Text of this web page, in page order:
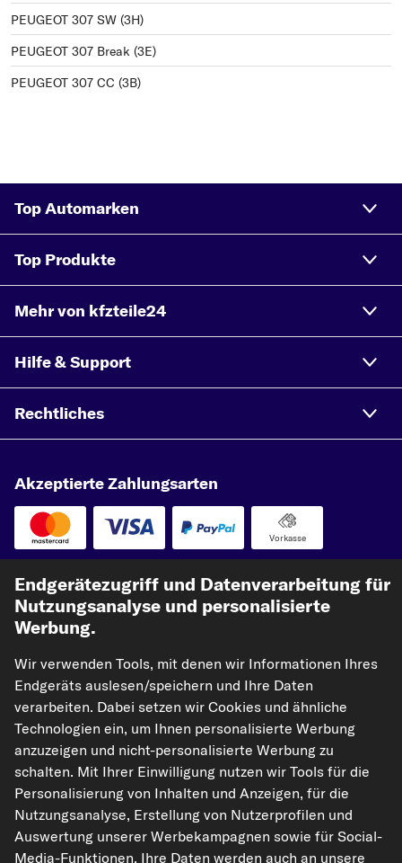
PEUGEOT 307 SW (3H)
PEUGEOT 307 Break (3E)
PEUGEOT 307 CC (3B)
Top Automarken
Top Produkte
Mehr von kfzteile24
Hilfe & Support
Rechtliches
Akzeptierte Zahlungsarten
Vorkasse
Unsere Versandpartner
kfzteile24.de carpardoo.nl
carpardoo.fr
carpardoo.dk
Endgerätezugriff und Datenverarbeitung für
Nutzungsanalyse und personalisierte
Werbung.
Wir verwenden Tools, mit denen wir Informationen Ihres
Endgeräts auslesen/speichern und Ihre Daten
verarbeiten. Dabei setzen wir Cookies und ähnliche
Technologien ein, um Ihnen personalisierte Werbung
anzuzeigen und nicht-personalisierte Werbung zu
schalten. Mit Ihrer Einwilligung nutzen wir Tools für die
Personalisierung von Inhalten und Anzeigen, für die
Nutzungsanalyse, Erstellung von Nutzerprofilen und
Auswertung unserer Werbekampagnen sowie für Social-
Media-Funktionen. Ihre Daten werden auch an unsere